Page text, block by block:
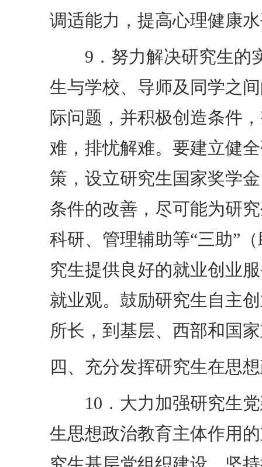
调适能力，提高心理健康
9．努力解决研究生的
生与学校、导师及同学之
际问题，并积极创造条件
难，排忧解难。要建立健
策，设立研究生国家奖学
条件的改善，尽可能为研
科研、管理辅助等“三助”
究生提供良好的就业创业
就业观。鼓励研究生自主
所长，到基层、西部和国
四、充分发挥研究生在思
10．大力加强研究生党
生思想政治教育主体作用